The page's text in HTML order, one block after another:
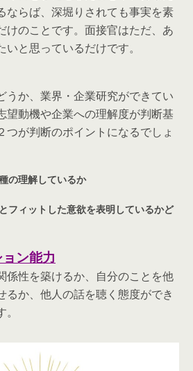
ならば、深堀りされても事実を素
けのことです。面接官はただ、あ
と思っているだけです。
うか、業界・企業研究ができてい
望動機や企業への理解度が判断基
つが判断のポイントになるでしょ
の理解しているか
フィットした意欲を表明しているかど
ン能力
係性を築けるか、自分のことを他
るか、他人の話を聴く態度ができ